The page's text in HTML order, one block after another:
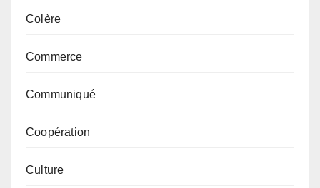
Colère
Commerce
Communiqué
Coopération
Culture